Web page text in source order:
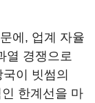
에, 업계 자율
열 경쟁으로
이 빗썸의
한계선을 마